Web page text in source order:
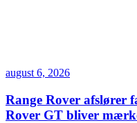
august 6, 2026
Range Rover afslører
Rover GT bliver